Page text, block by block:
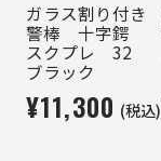
ガラス割り付き
警棒 十字鍔
スクプレ 32
ブラック
¥11,300 (税込)